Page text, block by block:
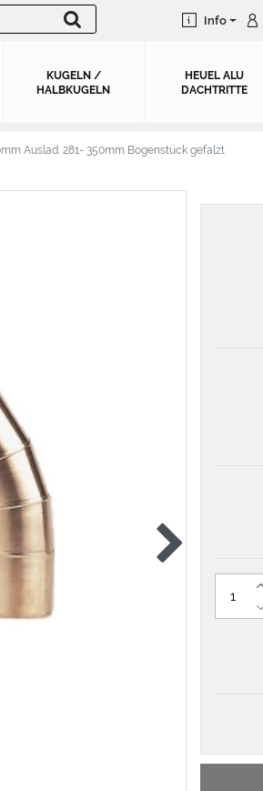
Info
KUGELN /
HALBKUGELN
HEUEL ALU
DACHTRITTE
Auslad. 281- 350mm Bogenstück gefalzt